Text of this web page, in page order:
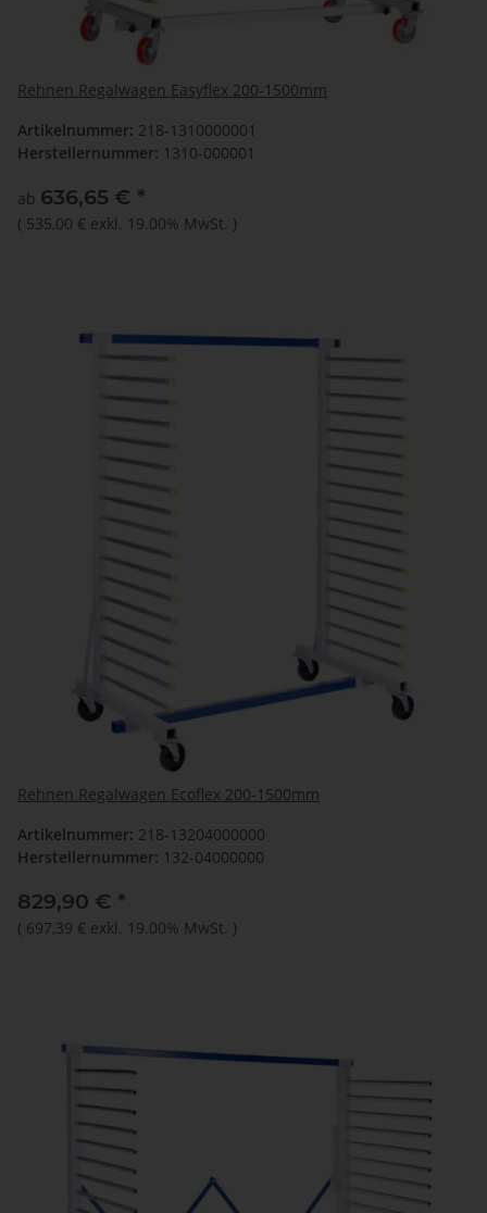
Rehnen Regalwagen Easyflex 200-1500mm
Artikelnummer: 218-1310000001
Herstellernummer: 1310-000001
ab 636,65 € *
( 535,00 € exkl. 19.00% MwSt. )
Rehnen Regalwagen Ecoflex 200-1500mm
Artikelnummer: 218-13204000000
Herstellernummer: 132-04000000
829,90 € *
( 697,39 € exkl. 19.00% MwSt. )